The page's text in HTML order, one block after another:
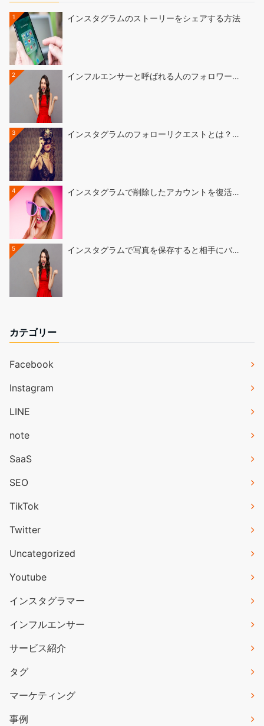
1 インスタグラムのストーリーをシェアする方法
2 インフルエンサーと呼ばれる人のフォロワー…
3 インスタグラムのフォローリクエストとは？…
4 インスタグラムで削除したアカウントを復活…
5 インスタグラムで写真を保存すると相手にバ…
カテゴリー
Facebook
Instagram
LINE
note
SaaS
SEO
TikTok
Twitter
Uncategorized
Youtube
インスタグラマー
インフルエンサー
サービス紹介
タグ
マーケティング
事例